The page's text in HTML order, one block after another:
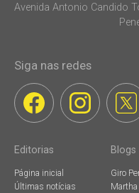
Avenida Antonio Candido
Siga nas redes
Editorias
Página inicial
Últimas notícias
Blogs
Giro